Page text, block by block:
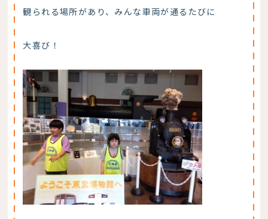
観られる場所があり、みんな車両が通るたびに
大喜び！